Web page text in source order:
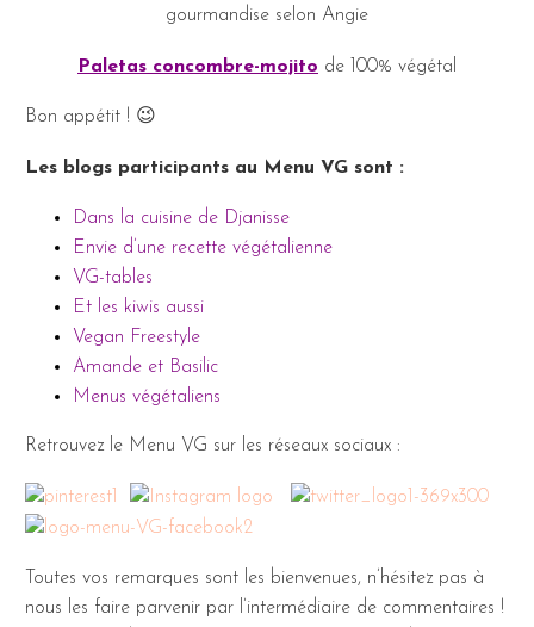
gourmandise selon Angie
Paletas concombre-mojito de 100% végétal
Bon appétit ! 😉
Les blogs participants au Menu VG sont :
Dans la cuisine de Djanisse
Envie d’une recette végétalienne
VG-tables
Et les kiwis aussi
Vegan Freestyle
Amande et Basilic
Menus végétaliens
Retrouvez le Menu VG sur les réseaux sociaux :
Toutes vos remarques sont les bienvenues, n’hésitez pas à
nous les faire parvenir par l’intermédiaire de commentaires !